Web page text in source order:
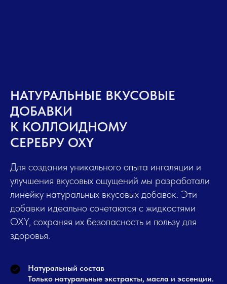
НАТУРАЛЬНЫЕ ВКУСОВЫЕ
ДОБАВКИ
К КОЛЛОИДНОМУ
СЕРЕБРУ OXY
Для создания уникального опыта ингаляции и
улучшения вкусовых ощущений мы разработали
линейку натуральных вкусовых добавок. Эти
добавки идеально сочетаются с жидкостями
OXY, сохраняя их безопасность и пользу для
здоровья.
Натуральный состав
Только натуральные экстракты, масла и эссенции.